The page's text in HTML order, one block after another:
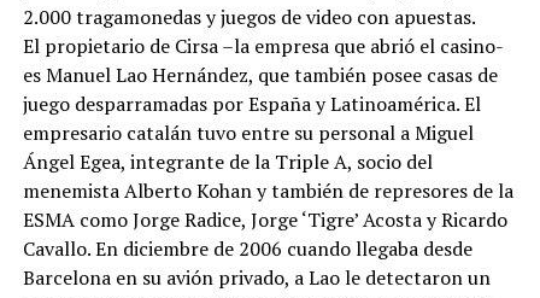
2.000 tragamonedas y juegos de video con apuestas.
El propietario de Cirsa –la empresa que abrió el casino-
es Manuel Lao Hernández, que también posee casas de
juego desparramadas por España y Latinoamérica. El
empresario catalán tuvo entre su personal a Miguel
Ángel Egea, integrante de la Triple A, socio del
menemista Alberto Kohan y también de represores de la
ESMA como Jorge Radice, Jorge ‘Tigre’ Acosta y Ricardo
Cavallo. En diciembre de 2006 cuando llegaba desde
Barcelona en su avión privado, a Lao le detectaron un